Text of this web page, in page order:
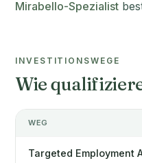
Mirabello-Spezialist
INVESTITIONSWEGE
Wie
WEG
Targeted Employment